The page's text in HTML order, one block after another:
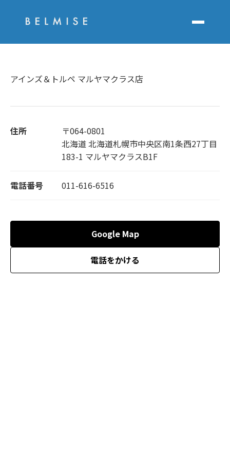
アインズ＆トルペ マルヤマクラス店
住所
〒064-0801
北海道 北海道札幌市中央区南1条西27丁目
183-1 マルヤマクラスB1F
電話番号 011-616-6516
Google Map
電話をかける